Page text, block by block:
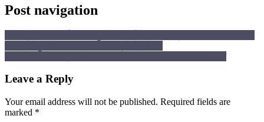
Post navigation
Leave a Reply
Your email address will not be published. Required fields are
marked *